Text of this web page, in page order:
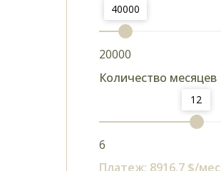
40000
20000
Количество месяцев
12
6
Платеж: 8916.7 $/мес